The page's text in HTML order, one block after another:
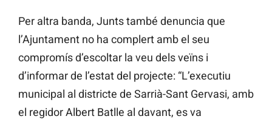
Per altra banda, Junts també denuncia que
l’Ajuntament no ha complert amb el seu
compromís d’escoltar la veu dels veïns i
d’informar de l’estat del projecte: “L’executiu
municipal al districte de Sarrià-Sant Gervasi, amb
el regidor Albert Batlle al davant, es va